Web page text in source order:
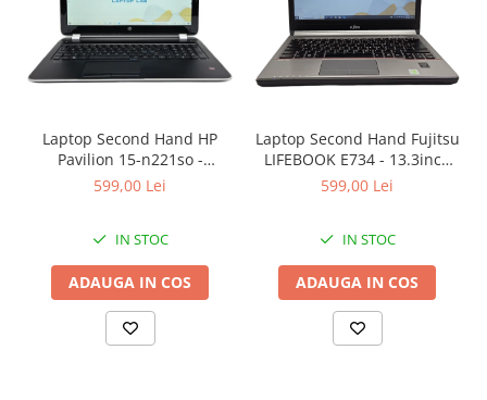
Laptop Second Hand HP
Pavilion 15-n221so -
15.6inch AMD A6-5200 1GB
10 Refurbished
599,00 Lei
IN STOC
ADAUGA IN COS
Laptop Second Hand Fujitsu
LIFEBOOK E734 - 13.3inch
Intel I5-4310M 8GB RAM
599,00 Lei
IN STOC
ADAUGA IN COS